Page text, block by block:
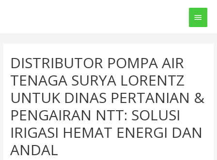
Main
DISTRIBUTOR POMPA AIR
TENAGA SURYA LORENTZ
UNTUK DINAS PERTANIAN &
PENGAIRAN NTT: SOLUSI
IRIGASI HEMAT ENERGI DAN
ANDAL